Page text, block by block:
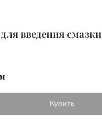
введения смазки
Купить